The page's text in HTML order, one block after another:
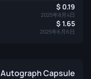
0.19
2025年8月4日
1.65
2025年6月6日
Autograph Capsule